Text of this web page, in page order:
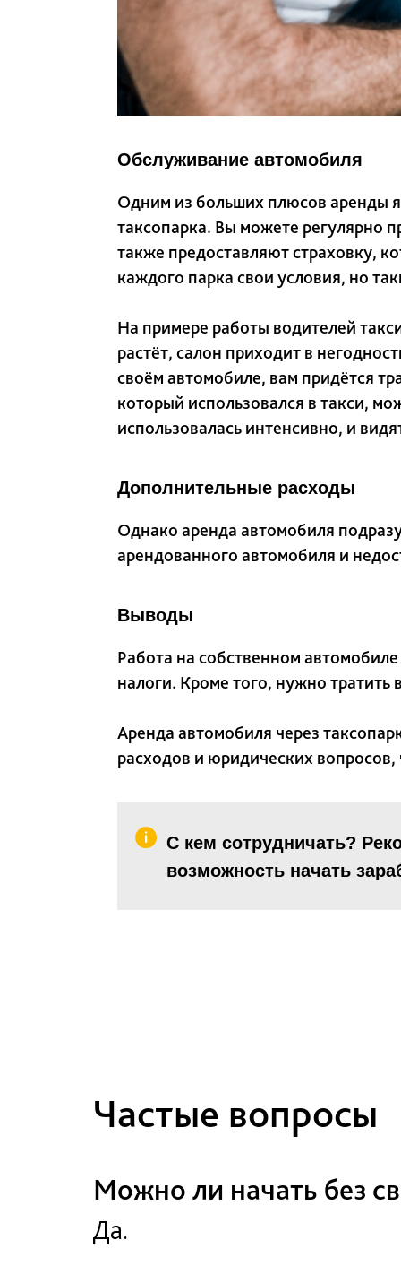
Частые вопросы
Можно ли начать без
Да.
Обслуживание автомобиля
Одним из больших плюсов аренды
таксопарка. Вы можете регулярно
также предоставляют страховку,
каждого парка свои условия, но
На примере работы водителей
растёт, салон приходит в
своём автомобиле, вам придётся
который использовался в такси,
использовалась интенсивно, и
Дополнительные расходы
Однако аренда автомобиля
арендованного автомобиля и
Выводы
Работа на собственном
налоги. Кроме того, нужно
Аренда автомобиля через
расходов и юридических
С кем сотрудничать?
возможность начать